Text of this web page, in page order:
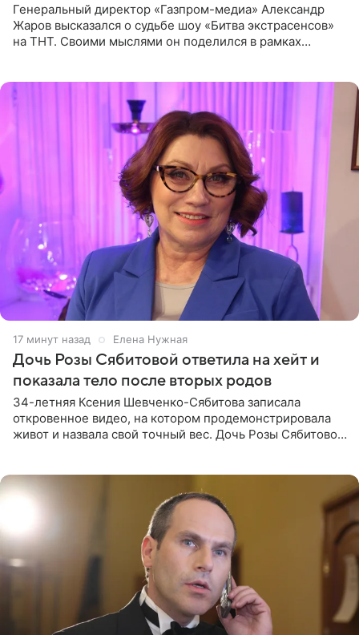
Генеральный директор «Газпром-медиа» Александр
Жаров высказался о судьбе шоу «Битва экстрасенсов»
на ТНТ. Своими мыслями он поделился в рамках
17 минут назад Елена Нужная
Дочь Розы Сябитовой ответила на хейт и
показала тело после вторых родов
34-летняя Ксения Шевченко-Сябитова записала
откровенное видео, на котором продемонстрировала
живот и назвала свой точный вес. Дочь Розы Сябитовой